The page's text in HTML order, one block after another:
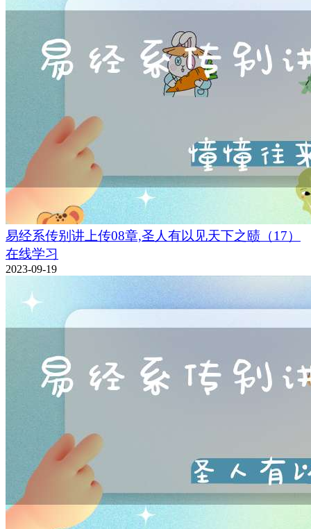
易经系传别讲上传08章,圣人有以见天下之赜（17）
在线学习
2023-09-19